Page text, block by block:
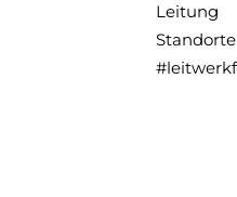
Leitung
Standorte